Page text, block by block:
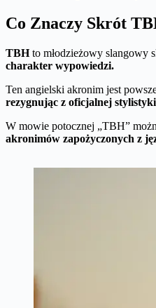
Co Znaczy Skrót
TBHto młodzieżowy slangowy
charakter wypowiedzi.
Ten angielski akronim jest
rezygnując z oficjalnej
W mowie potocznej „TBH”
akronimów zapożyczonych z